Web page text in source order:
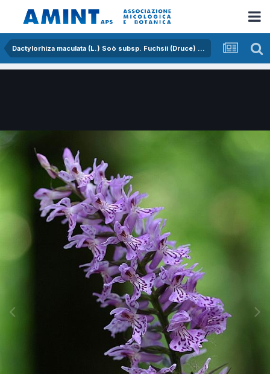
Dactylorhiza maculata (L.) Soò subsp. Fuchsii (Druce) Hil